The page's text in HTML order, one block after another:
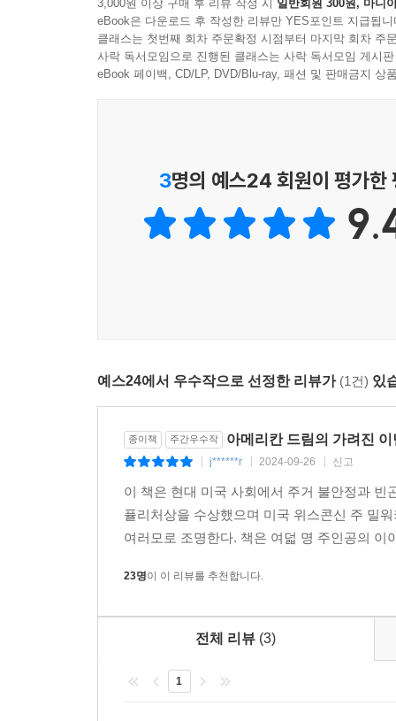
것처럼 보이는 ‘구조적 힘’ 그러니까 가령 차별의
에서부터 낮은 교육 수준 같은 ‘인적 자본’의 부
들은 두 번째 설명을 좋아했지만 내 경우 두 가지
이다. 싱글맘, 갱단 조직원, 노숙자를 다룬 책을
--- p.425-426
인종, 젠더, 출신 지역과 양육 방식, 기질과 성향
가끔 전 사회적으로 이슈가 될 만한 책이 나타난다
복잡한 정책적 문제를 아름다운 산문으로 보여준
아주 섬세한 연구이며, 마치 소설을 읽는 것 같기
『쫓겨난 사람들』은 하버드대학교 사회학과 교
살았던 시간을 책으로 옮겼다. 이 책은 빈곤의
가정에서든 퇴거는 일회적이지 않고 반복되기 마
보면서도 아무런 반응을 하지 않았다. 울거나
돌더니 밖으로 나갔다.”(p.395)
이에 저자는 정부가 빈민들이 쫓겨나지 않도록
있도록 돕고 있음을 지적한다. “임대업자들이
임대업자의 요청에 따라 한 가정을 강제로 내
그런 사회 모순을 건조한 문체가 아닌 유려한 산
하는 책의 분위기는, 머리로만 문제를 인식하
독자들은 잘 쓰인 리얼리즘 소설과 사회학 연구
3,000원 이상 구매 후 리뷰 작성 시 일반회원 300원, 마니
eBook은 다운로드 후 작성한 리뷰만 YES포인트 지급됩니
클래스는 첫번째 회차 주문확정 시점부터 마지막 회차 주
사락 독서모임으로 진행된 클래스는 사락 독서모임 게시
eBook 페이백, CD/LP, DVD/Blu-ray, 패션 및 판매금지 상
3명의 예스24 회원이 평가한
예스24에서 우수작으로 선정한 리뷰가 (1건) 있
종이책 주간우수작 아메리칸 드림의 가려진 이
j******r 2024-09-26 신고
이 책은 현대 미국 사회에서 주거 불안정과
퓰리처상을 수상했으며 미국 위스콘신 주 밀
여러모로 조명한다. 책은 여덟 명 주인공의
23명이 이 리뷰를 추천합니다.
전체 리뷰 (3)
1